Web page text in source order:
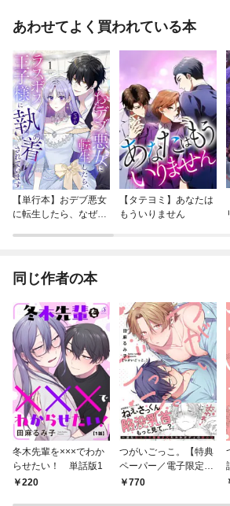
あわせてよく買われている本
【単行本】おデブ悪女
に転生したら、なぜか
【タテヨミ】あなたは
もういりません
同じ作者の本
冬木先輩を×××でわか
らせたい！ 単話版1
220
つがいごっこ。【特典
ペーパー／電子限定描
き下ろし付き】
770